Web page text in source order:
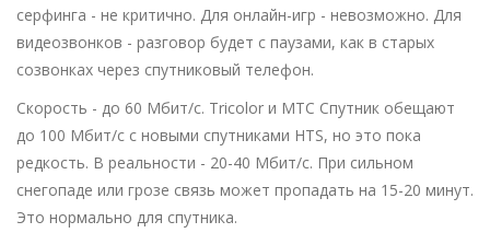
серфинга - не критично. Для онлайн-игр - невозможно. Для
видеозвонков - разговор будет с паузами, как в старых
созвонках через спутниковый телефон.
Скорость - до 60 Мбит/с. Tricolor и МТС Спутник обещают
до 100 Мбит/с с новыми спутниками HTS, но это пока
редкость. В реальности - 20-40 Мбит/с. При сильном
снегопаде или грозе связь может пропадать на 15-20 минут.
Это нормально для спутника.